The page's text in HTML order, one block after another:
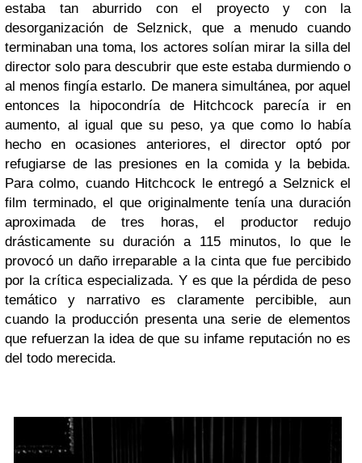
estaba tan aburrido con el proyecto y con la
desorganización de Selznick, que a menudo cuando
terminaban una toma, los actores solían mirar la silla del
director solo para descubrir que este estaba durmiendo o
al menos fingía estarlo. De manera simultánea, por aquel
entonces la hipocondría de Hitchcock parecía ir en
aumento, al igual que su peso, ya que como lo había
hecho en ocasiones anteriores, el director optó por
refugiarse de las presiones en la comida y la bebida.
Para colmo, cuando Hitchcock le entregó a Selznick el
film terminado, el que originalmente tenía una duración
aproximada de tres horas, el productor redujo
drásticamente su duración a 115 minutos, lo que le
provocó un daño irreparable a la cinta que fue percibido
por la crítica especializada. Y es que la pérdida de peso
temático y narrativo es claramente percibible, aun
cuando la producción presenta una serie de elementos
que refuerzan la idea de que su infame reputación no es
del todo merecida.